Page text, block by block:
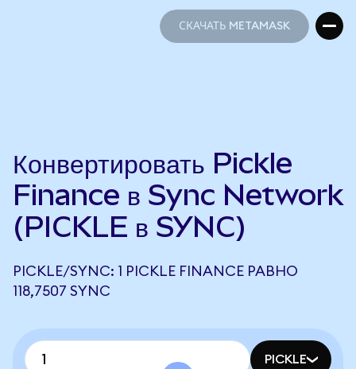
СКАЧАТЬ METAMASK
Конвертировать Pickle
Finance в Sync Network
(PICKLE в SYNC)
PICKLE/SYNC: 1 PICKLE FINANCE РАВНО
118,7507 SYNC
PICKLE